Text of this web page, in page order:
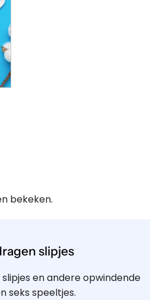
bekeken.
slipjes
en andere opwindende
seks speeltjes.